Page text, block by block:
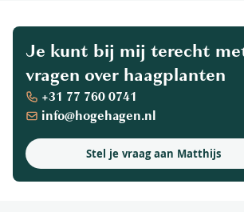
Je kunt bij mij terecht
vragen over haagplanten
Stel je vraag aan Matthijs
+31 77 760 0741
info@hogehagen.nl